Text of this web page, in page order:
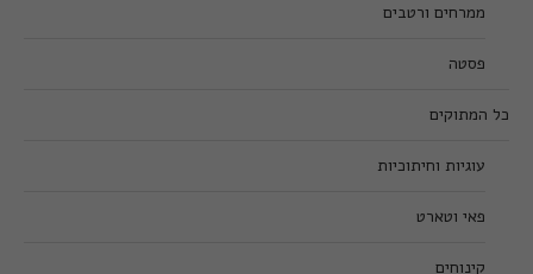
ממרחים ורטבים
פסטה
כל המתוקים
עוגיות וחיתוכיות
פאי וטארט
קינוחים